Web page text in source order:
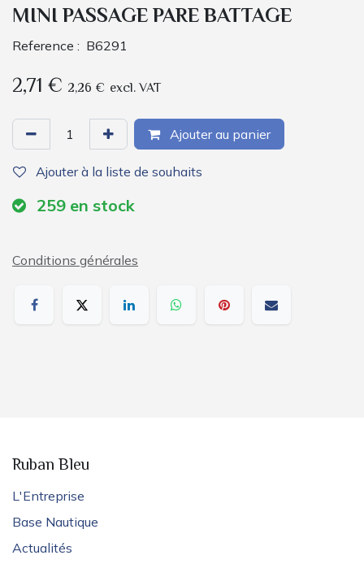
MINI PASSAGE PARE BATTAGE
Reference : B6291
2,71 € 2,26 € excl. VAT
Ajouter au panier
Ajouter à la liste de souhaits
259 en stock
Conditions générales
Ruban Bleu
L'Entreprise
Base Nautique
Actualités